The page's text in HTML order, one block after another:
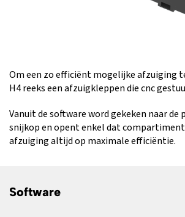
Om een zo efficiënt mogelijke afzuiging
H4 reeks een afzuigkleppen die cnc
Vanuit de software word gekeken naar de
snijkop en opent enkel dat
afzuiging altijd op maximale efficiëntie.
Software